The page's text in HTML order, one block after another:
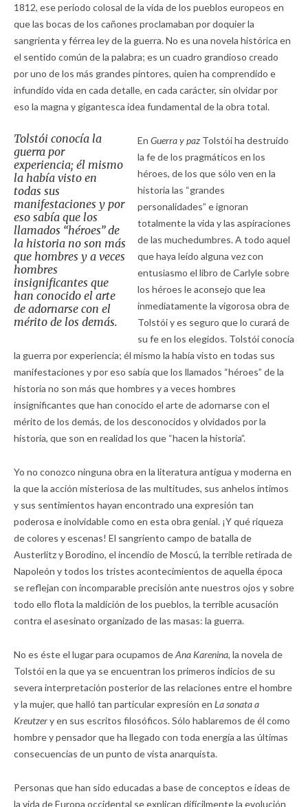
1812, ese periodo colosal de la vida de los pueblos europeos en
que las bocas de los cañones proclamaban por doquier la
sangrienta y férrea ley de la guerra. No es una novela histórica en
el sentido común de la palabra; es un cuadro grandioso creado
por uno de los más grandes pintores, quien ha comprendido e
infundido vida en cada detalle, en cada carácter, sin olvidar por
eso la magna y gigantesca idea fundamental de la obra total.
Tolstói conocía la
guerra por
experiencia; él mismo
la había visto en
todas sus
manifestaciones y por
eso sabía que los
llamados “héroes” de
la historia no son más
que hombres y a veces
hombres
insignificantes que
han conocido el arte
de adornarse con el
mérito de los demás.
En Guerra y pazTolstói ha destruido
la fe de los pragmáticos en los
héroes, de los que sólo ven en la
historia las “grandes
personalidades” e ignoran
totalmente la vida y las aspiraciones
de las muchedumbres. A todo aquel
que haya leído alguna vez con
entusiasmo el libro de Carlyle sobre
los héroes le aconsejo que lea
inmediatamente la vigorosa obra de
Tolstói y es seguro que lo curará de
su fe en los elegidos. Tolstói conocía
la guerra por experiencia; él mismo la había visto en todas sus
manifestaciones y por eso sabía que los llamados “héroes” de la
historia no son más que hombres y a veces hombres
insignificantes que han conocido el arte de adornarse con el
mérito de los demás, de los desconocidos y olvidados por la
historia, que son en realidad los que “hacen la historia”.
Yo no conozco ninguna obra en la literatura antigua y moderna en
la que la acción misteriosa de las multitudes, sus anhelos íntimos
y sus sentimientos hayan encontrado una expresión tan
poderosa e inolvidable como en esta obra genial. ¡Y qué riqueza
de colores y escenas! El sangriento campo de batalla de
Austerlitz y Borodino, el incendio de Moscú, la terrible retirada de
Napoleón y todos los tristes acontecimientos de aquella época
se reflejan con incomparable precisión ante nuestros ojos y sobre
todo ello flota la maldición de los pueblos, la terrible acusación
contra el asesinato organizado de las masas: la guerra.
No es éste el lugar para ocupamos deAna Karenina, la novela de
Tolstói en la que ya se encuentran los primeros indicios de su
severa interpretación posterior de las relaciones entre el hombre
y la mujer, que halló tan particular expresión en La sonata a
Kreutzery en sus escritos filosóficos. Sólo hablaremos de él como
hombre y pensador que ha llegado con toda energía a las últimas
consecuencias de un punto de vista anarquista.
Personas que han sido educadas a base de conceptos e ideas de
la vida de Europa occidental se explican difícilmente la evolución